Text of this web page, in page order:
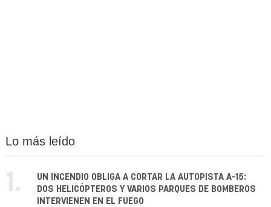
Lo más leído
1.
UN INCENDIO OBLIGA A CORTAR LA AUTOPISTA A-15:
DOS HELICÓPTEROS Y VARIOS PARQUES DE BOMBEROS
INTERVIENEN EN EL FUEGO